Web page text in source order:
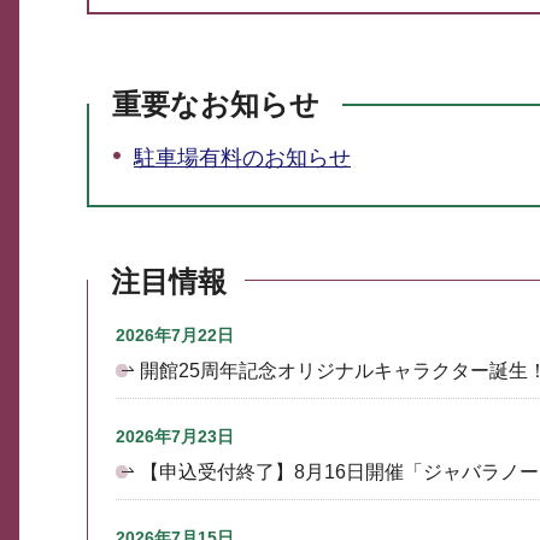
重要なお知らせ
駐車場有料のお知らせ
注目情報
2026年7月22日
開館25周年記念オリジナルキャラクター誕生
2026年7月23日
【申込受付終了】8月16日開催「ジャバラノー